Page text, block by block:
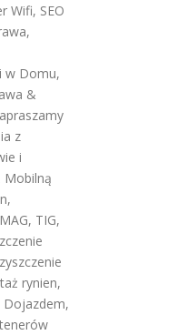
Wifi, SEO
w Domu,
&
z
i
Mobilną
,
TIG,
rynien,
Dojazdem,